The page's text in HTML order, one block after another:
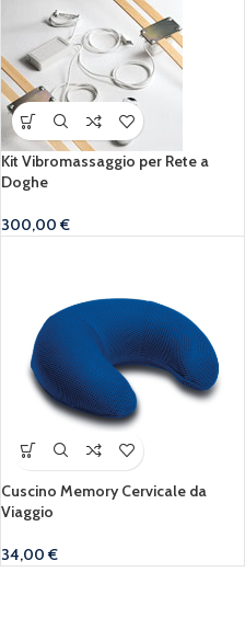
Kit Vibromassaggio per Rete a
Doghe
300,00€
Cuscino Memory Cervicale da
Viaggio
34,00€